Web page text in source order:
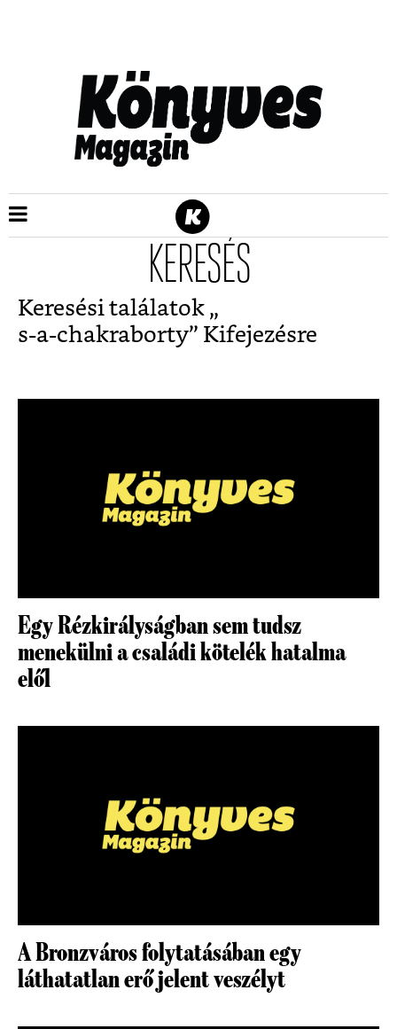
KERESÉS
Keresési találatok „
s-a-chakraborty” Kifejezésre
Egy Rézkirályságban sem tudsz
menekülni a családi kötelék hatalma
elől
A Bronzváros folytatásában egy
láthatatlan erő jelent veszélyt